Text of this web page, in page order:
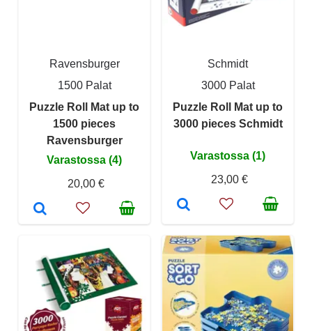
Ravensburger
1500 Palat
Puzzle Roll Mat up to
1500 pieces
Ravensburger
Varastossa (4)
20,00 €
Schmidt
3000 Palat
Puzzle Roll Mat up to
3000 pieces Schmidt
Varastossa (1)
23,00 €